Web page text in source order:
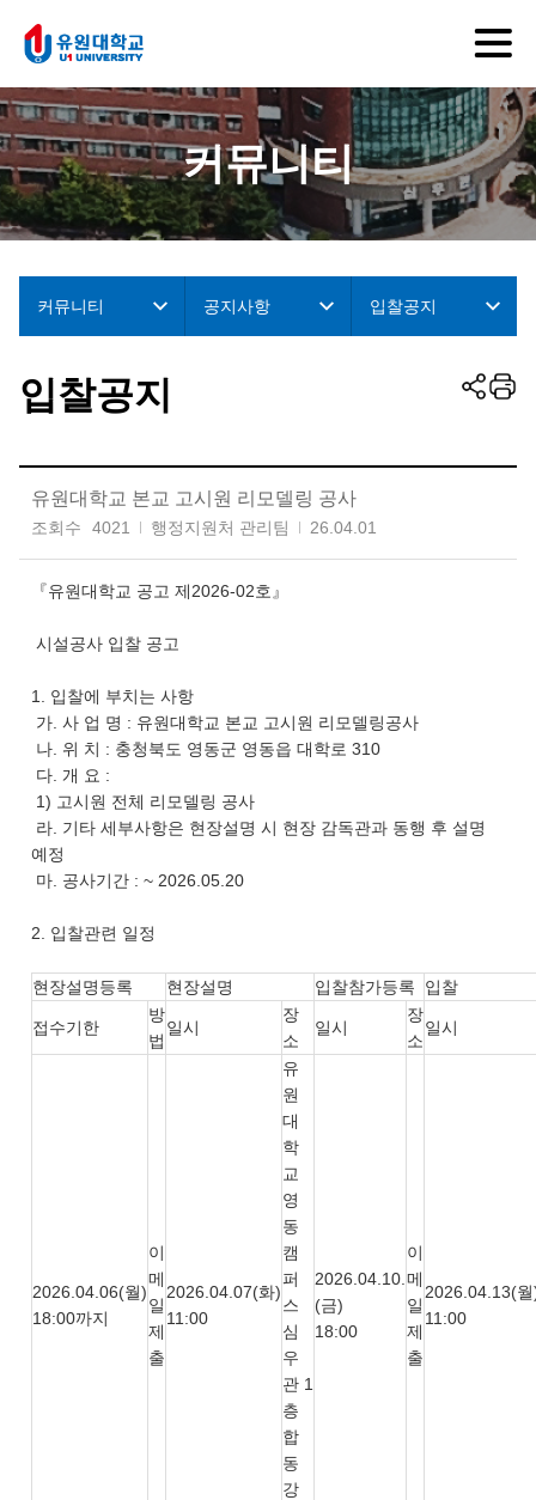
커뮤니티
커뮤니티 공지사항 입찰공지
입찰공지
유원대학교 본교 고시원 리모델링 공사
조회수 4021 행정지원처 관리팀 26.04.01
『유원대학교 공고 제2026-02호』
시설공사 입찰 공고
1. 입찰에 부치는 사항
가. 사 업 명 : 유원대학교 본교 고시원 리모델링공사
나. 위 치 : 충청북도 영동군 영동읍 대학로 310
다. 개 요 :
1) 고시원 전체 리모델링 공사
라. 기타 세부사항은 현장설명 시 현장 감독관과 동행 후 설명
예정
마. 공사기간 : ~ 2026.05.20
2. 입찰관련 일정
현장설명등록 현장설명 입찰참가등록 입찰
접수기한
방
법
일시
장
소
일시
장
소
일시
2026.04.06(월)
18:00까지
이
메
일
제
출
2026.04.07(화)
11:00
유
원
대
학
교
영
동
캠
퍼
스
심
우
관 1
층
합
동
강
2026.04.10.
(금)
18:00
이
메
일
제
출
2026.04.13(
11:00